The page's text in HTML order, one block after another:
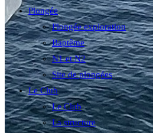
Plongée
Plongée exploration
Baptême
N1 et N2
Site de plongées
Le Club
Le Club
La structure